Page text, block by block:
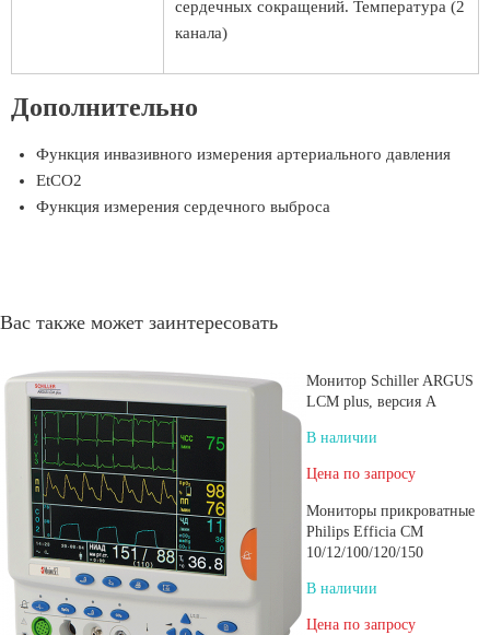
сердечных сокращений. Температура (2
канала)
Дополнительно
Функция инвазивного измерения артериального давления
EtCO2
Функция измерения сердечного выброса
Вас также может заинтересовать
Монитор Schiller ARGUS
LCM plus, версия A
В наличии
Цена по запросу
Мониторы прикроватные
Philips Efficia CM
10/12/100/120/150
В наличии
Цена по запросу